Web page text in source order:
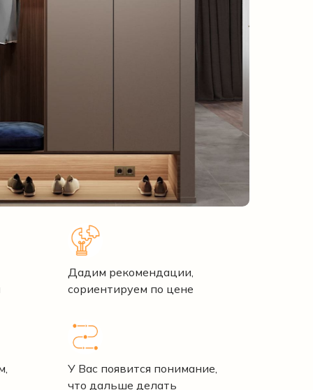
Дадим рекомендации,
сориентируем по цене
У Вас появится понимание,
что дальше делать